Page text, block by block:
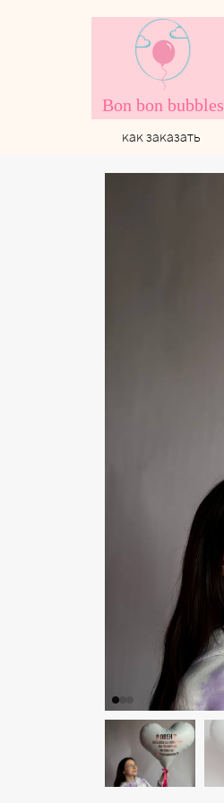
Bon bon bubbles
как заказать